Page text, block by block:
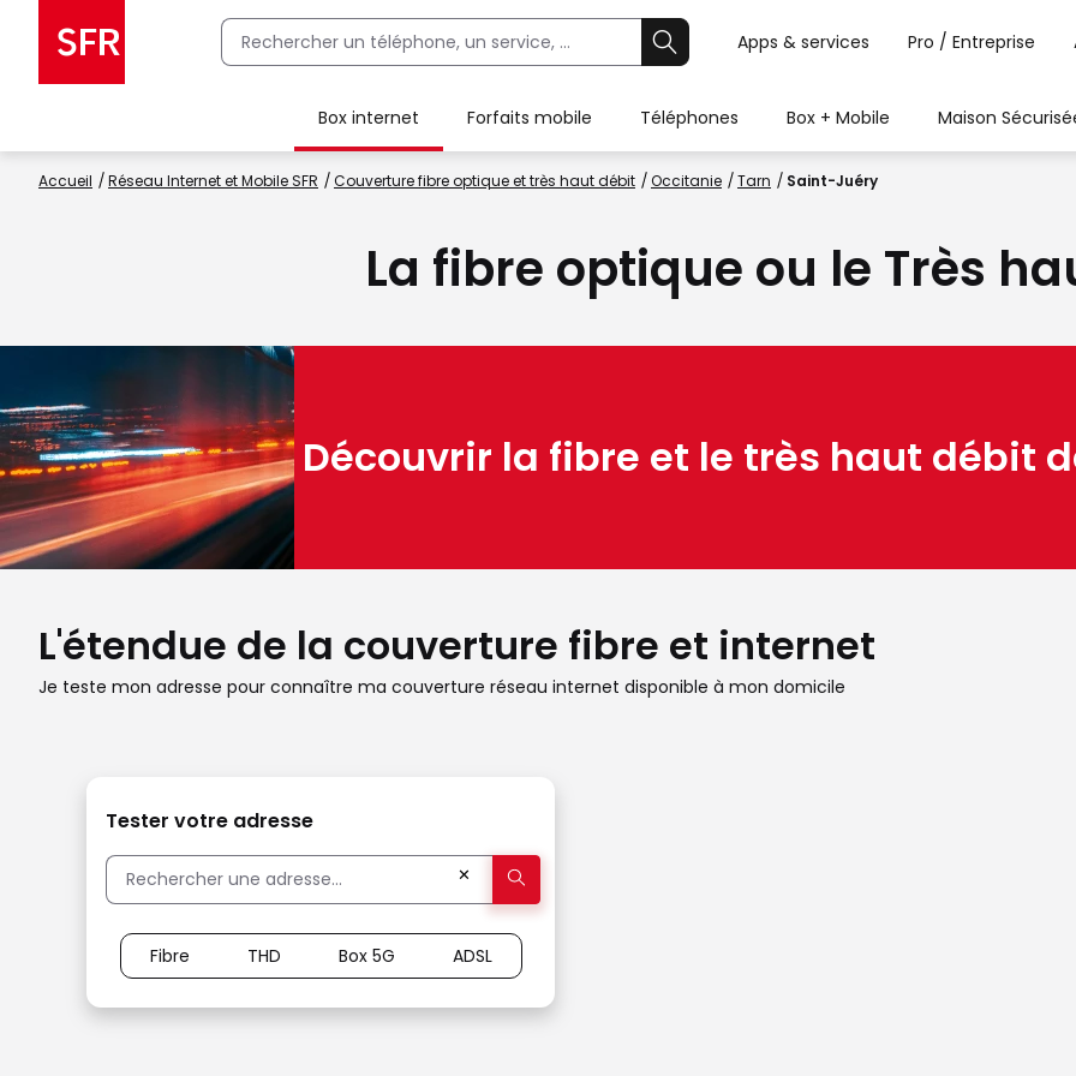
Apps & services Pro / Entreprise
Box internet Forfaits mobile Téléphones Box + Mobile Maison
Accueil Réseau Internet et Mobile SFR Couverture fibre optique et très haut débit Occitanie Tarn Saint-Juéry
La fibre optique ou le Très
Découvrir la fibre et le très haut débit
L'étendue de la couverture fibre et internet
Je teste mon adresse pour connaître ma couverture réseau internet disponible à mon domicile
Tester votre adresse
✕
Fibre THD Box 5G ADSL